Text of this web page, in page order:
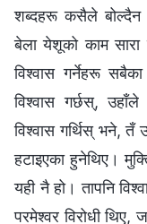
शब्दहरू कसैले बोल्दैन
बेला येशूको काम सारा
विश्‍वास गर्नेहरू
विश्‍वास गर्छस्,
विश्‍वास गर्थिस् भने, तँ
हटाइएका हुनेथिए।
यही नै हो। तापनि
परमेश्‍वर विरोधी थिए,